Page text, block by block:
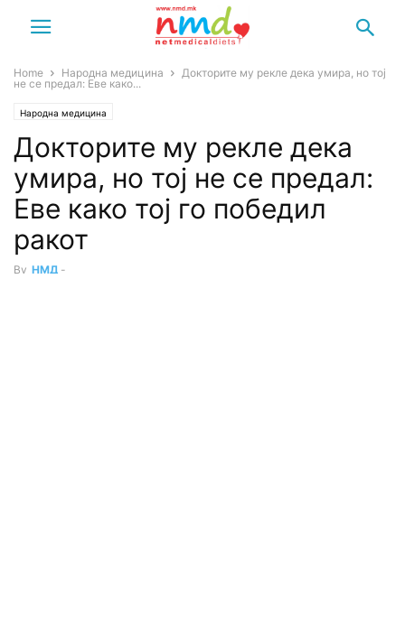
Home Народна медицина
Докторите му рекле дека умира, но тој
не се предал: Еве како...
Народна медицина
Докторите му рекле дека
умира, но тој не се предал:
Еве како тој го победил
ракот
By НМД -